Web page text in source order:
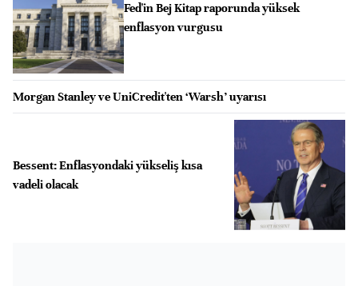
Fed'in Bej Kitap raporunda yüksek
enflasyon vurgusu
Morgan Stanley ve UniCredit'ten ‘Warsh’ uyarısı
Bessent: Enflasyondaki yükseliş kısa
vadeli olacak